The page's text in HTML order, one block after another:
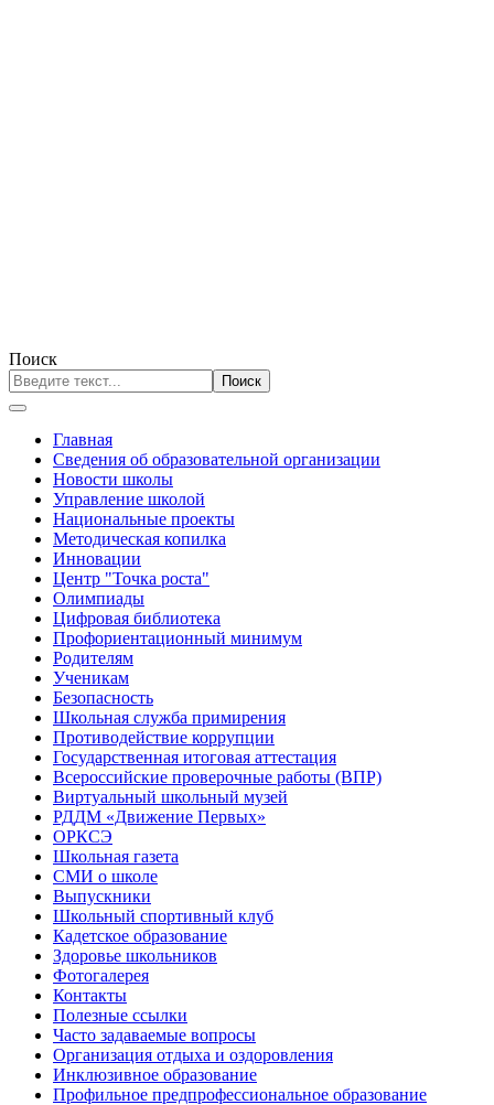
Поиск
Поиск
Главная
Сведения об образовательной организации
Новости школы
Управление школой
Национальные проекты
Методическая копилка
Инновации
Центр "Точка роста"
Олимпиады
Цифровая библиотека
Профориентационный минимум
Родителям
Ученикам
Безопасность
Школьная служба примирения
Противодействие коррупции
Государственная итоговая аттестация
Всероссийские проверочные работы (ВПР)
Виртуальный школьный музей
РДДМ «Движение Первых»
ОРКСЭ
Школьная газета
СМИ о школе
Выпускники
Школьный спортивный клуб
Кадетское образование
Здоровье школьников
Фотогалерея
Контакты
Полезные ссылки
Часто задаваемые вопросы
Организация отдыха и оздоровления
Инклюзивное образование
Профильное предпрофессиональное образование